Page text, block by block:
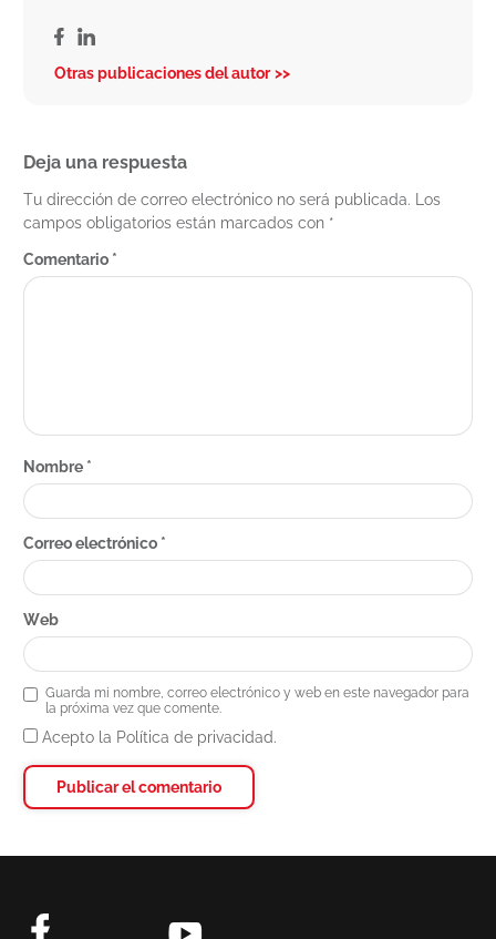
Otras publicaciones del autor
Deja una respuesta
Tu dirección de correo electrónico no será publicada. Los
campos obligatorios están marcados con *
Comentario *
Nombre *
Correo electrónico *
Web
Guarda mi nombre, correo electrónico y web en este navegador para
la próxima vez que comente.
Acepto la Política de privacidad.